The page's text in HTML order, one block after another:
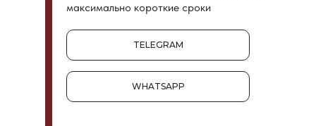
TELEGRAM
WHATSAPP
максимально короткие сроки